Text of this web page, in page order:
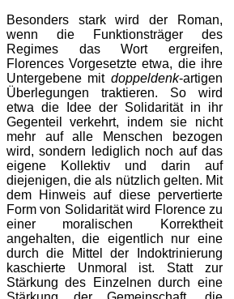
Besonders stark wird der Roman,
wenn die Funktionsträger des
Regimes das Wort ergreifen,
Florences Vorgesetzte etwa, die ihre
Untergebene mit doppeldenk-artigen
Überlegungen traktieren. So wird
etwa die Idee der Solidarität in ihr
Gegenteil verkehrt, indem sie nicht
mehr auf alle Menschen bezogen
wird, sondern lediglich noch auf das
eigene Kollektiv und darin auf
diejenigen, die als nützlich gelten. Mit
dem Hinweis auf diese pervertierte
Form von Solidarität wird Florence zu
einer moralischen Korrektheit
angehalten, die eigentlich nur eine
durch die Mittel der Indoktrinierung
kaschierte Unmoral ist. Statt zur
Stärkung des Einzelnen durch eine